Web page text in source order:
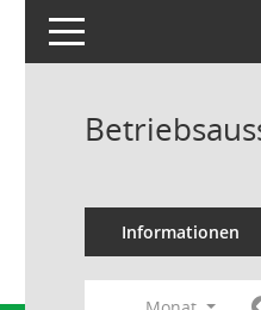
Toggle navigation
Informationen